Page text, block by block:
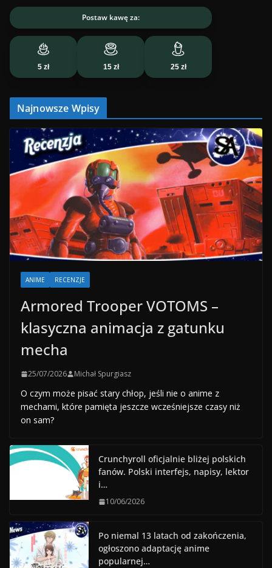
Postaw kawę za:
5 zł 15 zł 25 zł
Najnowsze Wpisy
ANIME RECENZJE
Armored Trooper VOTOMS –
klasyczna animacja z gatunku
mecha
25/07/2026 Michał Spurgiasz
O czym może pisać stary chłop, jeśli nie o anime z
mechami, które pamięta jeszcze wcześniejsze czasy niż
on sam?
Crunchyroll oficjalnie bliżej polskich
fanów. Polski interfejs, napisy, lektor
i…
10/06/2026
Po niemal 13 latach od zakończenia,
ogłoszono adaptację anime
popularnej…